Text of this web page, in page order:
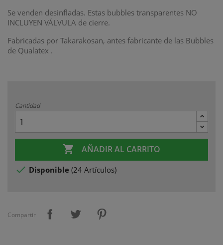
Se venden desinfladas. Estas bubbles transparentes NO
INCLUYEN VÁLVULA de cierre.
Fabricadas por Takarakosan, antes fabricante de las Bubbles
de Qualatex .
Cantidad
 AÑADIR AL CARRITO
 Disponible (24 Artículos)
Compartir